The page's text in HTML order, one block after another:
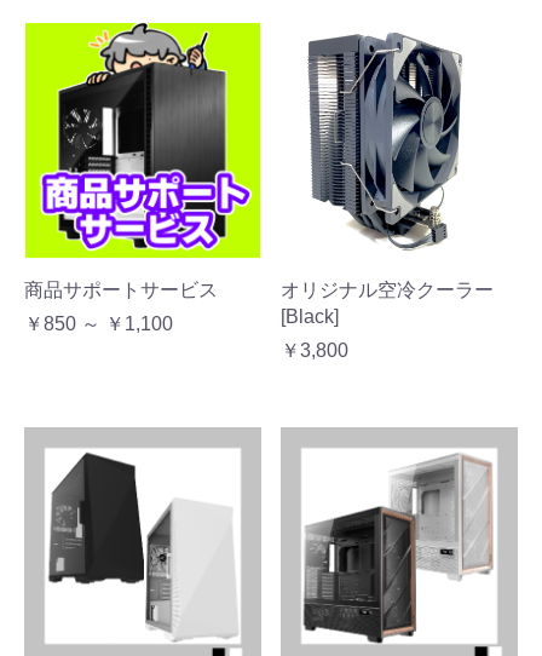
商品サポートサービス
￥850 ～ ￥1,100
オリジナル空冷クーラー
[Black]
￥3,800